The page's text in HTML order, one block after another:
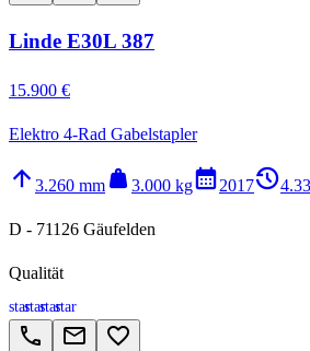
Linde E30L 387
15.900 €
Elektro 4-Rad Gabelstapler
arrow_upward 3.260 mm weight 3.000 kgcalendar_month2017history_2
D - 71126 Gäufelden
Qualität
starstarstarstar
call email favorite_border